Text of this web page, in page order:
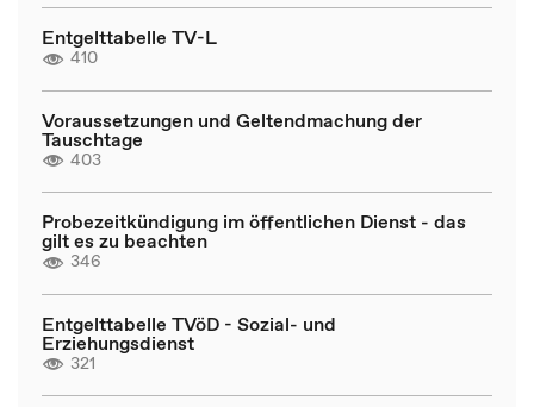
Entgelttabelle TV-L
410
Voraussetzungen und Geltendmachung der
Tauschtage
403
Probezeitkündigung im öffentlichen Dienst - das
gilt es zu beachten
346
Entgelttabelle TVöD - Sozial- und
Erziehungsdienst
321